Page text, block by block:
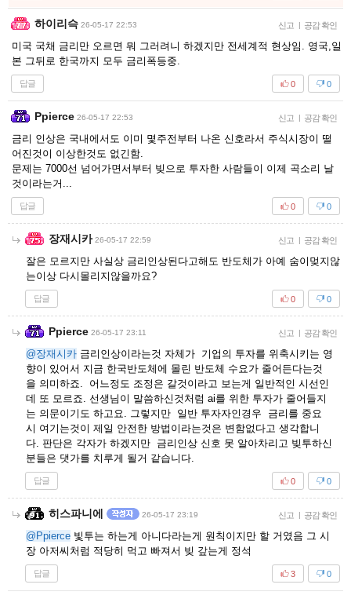
하이리슥 26-05-17 22:53 신고 | 공감 확인
미국 국채 금리만 오르면 뭐 그러려니 하겠지만 전세계적 현상임. 영국,일
본 그뒤로 한국까지 모두 금리폭등중.
답글 0
0
Ppierce 26-05-17 22:53 신고 | 공감 확인
금리 인상은 국내에서도 이미 몇주전부터 나온 신호라서 주식시장이 떨
어진것이 이상한것도 없긴함.
문제는 7000선 넘어가면서부터 빚으로 투자한 사람들이 이제 곡소리 날
것이라는거...
답글 0
0
장재시카 26-05-17 22:59 신고 | 공감 확인
잘은 모르지만 사실상 금리인상된다고해도 반도체가 아예 숨이멎지않
는이상 다시몰리지않을까요?
답글 0
0
Ppierce 26-05-17 23:11 신고 | 공감 확인
@장재시카 금리인상이라는것 자체가 기업의 투자를 위축시키는 영
향이 있어서 지금 한국반도체에 몰린 반도체 수요가 줄어든다는것
을 의미하죠. 어느정도 조정은 갈것이라고 보는게 일반적인 시선인
데 또 모르죠. 선생님이 말씀하신것처럼 ai를 위한 투자가 줄어들지
는 의문이기도 하고요. 그렇지만 일반 투자자인경우 금리를 중요
시 여기는것이 제일 안전한 방법이라는것은 변함없다고 생각합니
다. 판단은 각자가 하겠지만 금리인상 신호 못 알아차리고 빚투하신
분들은 댓가를 치루게 될거 같습니다.
답글 0
0
히스파니에 26-05-17 23:19 신고 | 공감 확인
@Ppierce 빛투는 하는게 아니다라는게 원칙이지만 할 거였음 그 시
장 아저씨처럼 적당히 먹고 빠져서 빚 갚는게 정석
답글 0
3